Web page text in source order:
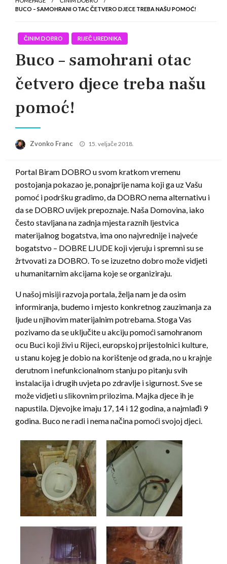
BUCO – SAMOHRANI OTAC ČETVERO DJECE TREBA NAŠU POMOĆ!
ČINIM DOBRO RIJEČ UREDNIKA
Buco – samohrani otac
četvero djece treba našu
pomoć!
Zvonko Franc
Posted
15. veljače 2018.
Portal Biram DOBRO u svom kratkom vremenu
postojanja pokazao je, ponajprije nama koji ga uz Vašu
pomoć i podršku gradimo, da DOBRO nema alternativu i
da se DOBRO uvijek prepoznaje. Naša Domovina, iako
često stavljana na zadnja mjesta raznih ljestvica
materijalnog bogatstva, ima ono najvrednije i najveće
bogatstvo – DOBRE LJUDE koji vjeruju i spremni su se
žrtvovati za DOBRO. To se izuzetno dobro može vidjeti
u humanitarnim akcijama koje se organiziraju.
U našoj misiji razvoja portala, želja nam je da osim
informiranja, budemo i mjesto konkretnog zauzimanja za
ljude u njihovim materijalnim potrebama. Stoga Vas
pozivamo da se uključite u akciju pomoći samohranom
ocu Buci koji živi u Rijeci, europskoj prijestolnici kulture,
u stanu kojeg je dobio na korištenje od grada, no u krajnje
derutnom i nefunkcionalnom stanju po pitanju svih
instalacija i drugih uvjeta po zdravlje i sigurnost. Sve se
može vidjeti u slikovnim prilozima. Majka djece ih je
napustila. Djevojke imaju 17, 14 i 12 godina, a najmlađi 9
godina. Buco ne radi i nema načina pomoći svojoj djeci.